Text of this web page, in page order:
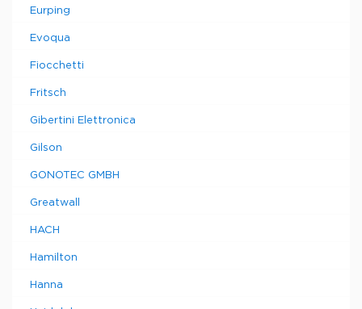
Eurping
Evoqua
Fiocchetti
Fritsch
Gibertini Elettronica
Gilson
GONOTEC GMBH
Greatwall
HACH
Hamilton
Hanna